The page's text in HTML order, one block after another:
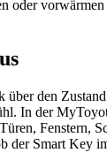
oder
über den
In der
Fenstern,
der Smart Key